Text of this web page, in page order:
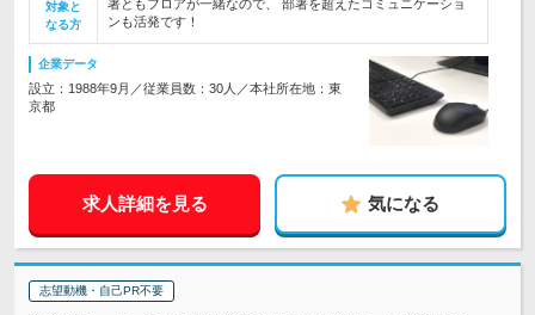
対象と
なる方
署ともフロアが一緒なので、 部署を超えたコミュニケーショ
ンも活発です！
企業データ
設立：1988年9月／従業員数：30人／本社所在地：東
京都
求人詳細を見る 気になる
志望動機・自己PR不要